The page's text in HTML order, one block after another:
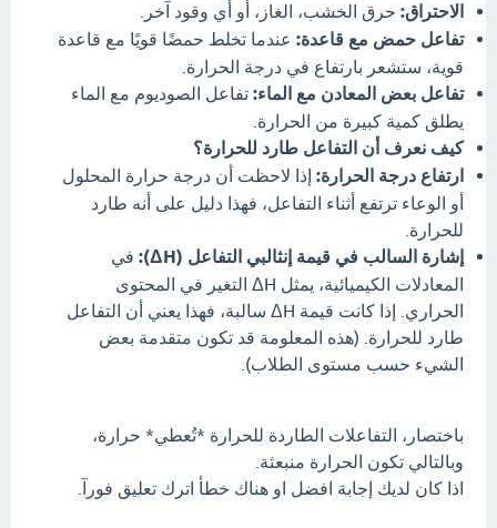
الاحتراق: حرق الخشب، الغاز، أو أي وقود آخر.
تفاعل حمض مع قاعدة: عندما تخلط حمضًا قويًا مع قاعدة
قوية، ستشعر بارتفاع في درجة الحرارة.
تفاعل بعض المعادن مع الماء: تفاعل الصوديوم مع الماء
يطلق كمية كبيرة من الحرارة.
كيف نعرف أن التفاعل طارد للحرارة؟
ارتفاع درجة الحرارة: إذا لاحظت أن درجة حرارة المحلول
أو الوعاء ترتفع أثناء التفاعل، فهذا دليل على أنه طارد
للحرارة.
إشارة السالب في قيمة إنثالبي التفاعل (ΔH):
في
المعادلات الكيميائية، يمثل ΔH التغير في المحتوى
الحراري. إذا كانت قيمة ΔH سالبة، فهذا يعني أن التفاعل
طارد للحرارة. (هذه المعلومة قد تكون متقدمة بعض
الشيء حسب مستوى الطلاب).
باختصار، التفاعلات الطاردة للحرارة *تُعطي* حرارة،
وبالتالي تكون الحرارة منبعثة.
اذا كان لديك إجابة افضل او هناك خطأ اترك تعليق فورآ.